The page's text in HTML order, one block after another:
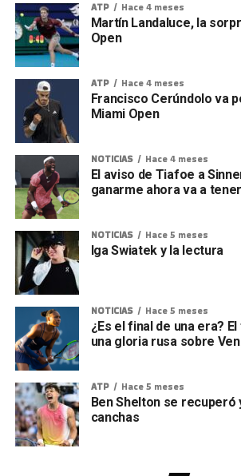
ATP Hace 4 meses
Martín Landaluce, la
Open
ATP Hace 4 meses
Francisco Cerúndolo va
Miami Open
NOTICIAS Hace 4 meses
El aviso de Tiafoe a
ganarme ahora va a
NOTICIAS Hace 5 meses
Iga Swiatek y la lectura
NOTICIAS Hace 5 meses
¿Es el final de una era?
una gloria rusa sobre
ATP Hace 5 meses
Ben Shelton se recuperó
canchas